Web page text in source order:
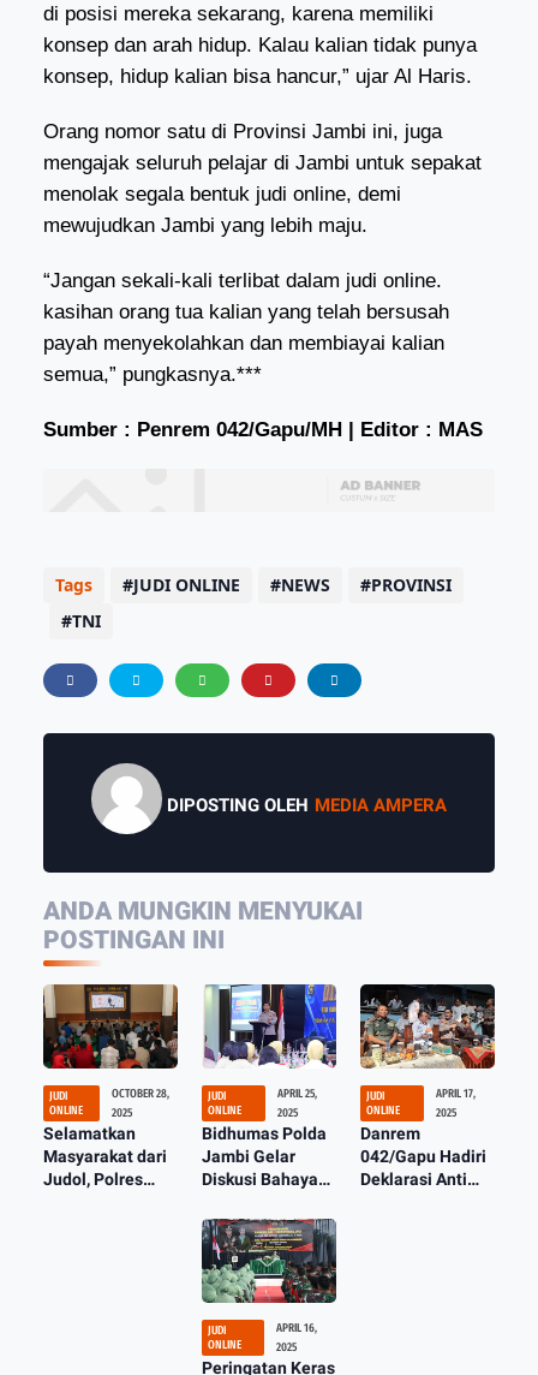
di posisi mereka sekarang, karena memiliki
konsep dan arah hidup. Kalau kalian tidak punya
konsep, hidup kalian bisa hancur,” ujar Al Haris.
Orang nomor satu di Provinsi Jambi ini, juga
mengajak seluruh pelajar di Jambi untuk sepakat
menolak segala bentuk judi online, demi
mewujudkan Jambi yang lebih maju.
“Jangan sekali-kali terlibat dalam judi online.
kasihan orang tua kalian yang telah bersusah
payah menyekolahkan dan membiayai kalian
semua,” pungkasnya.***
Sumber : Penrem 042/Gapu/MH | Editor : MAS
Tags JUDI ONLINE NEWS
PROVINSI
TNI
DIPOSTING OLEH MEDIA AMPERA
ANDA MUNGKIN MENYUKAI
POSTINGAN INI
JUDI
ONLINE
OCTOBER 28,
2025
Selamatkan
Masyarakat dari
Judol, Polres
JUDI
ONLINE
APRIL 25,
2025
Bidhumas Polda
Jambi Gelar
Diskusi Bahaya
Generasi Muda
Jadi Agen
Perubahan
JUDI
ONLINE
APRIL 17,
2025
Danrem
042/Gapu Hadiri
Deklarasi Anti
JUDI
ONLINE
APRIL 16,
2025
Peringatan Keras